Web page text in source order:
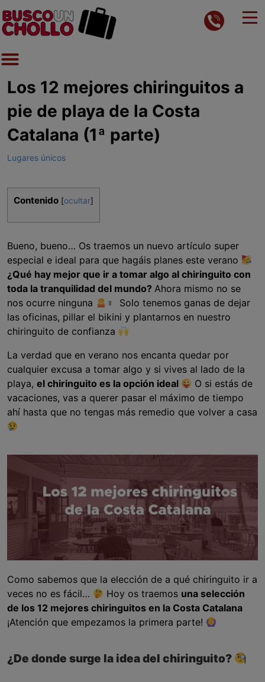
Los 12 mejores chiringuitos a
pie de playa de la Costa
Catalana (1ª parte)
Lugares únicos
Contenido [ocultar]
Bueno, bueno… Os traemos un nuevo artículo super
especial e ideal para que hagáis planes este verano
¿Qué hay mejor que ir a tomar algo al chiringuito con
toda la tranquilidad del mundo? Ahora mismo no se
nos ocurre ninguna
‍♀
Solo tenemos ganas de dejar
las oficinas, pillar el bikini y plantarnos en nuestro
chiringuito de confianza
La verdad que en verano nos encanta quedar por
cualquier excusa a tomar algo y si vives al lado de la
playa, el chiringuito es la opción ideal
O si estás de
vacaciones, vas a querer pasar el máximo de tiempo
ahí hasta que no tengas más remedio que volver a casa
Como sabemos que la elección de a qué chiringuito ir a
veces no es fácil…
Hoy os traemos una selección
de los 12 mejores chiringuitos en la Costa Catalana
¡Atención que empezamos la primera parte!
¿De donde surge la idea del chiringuito?